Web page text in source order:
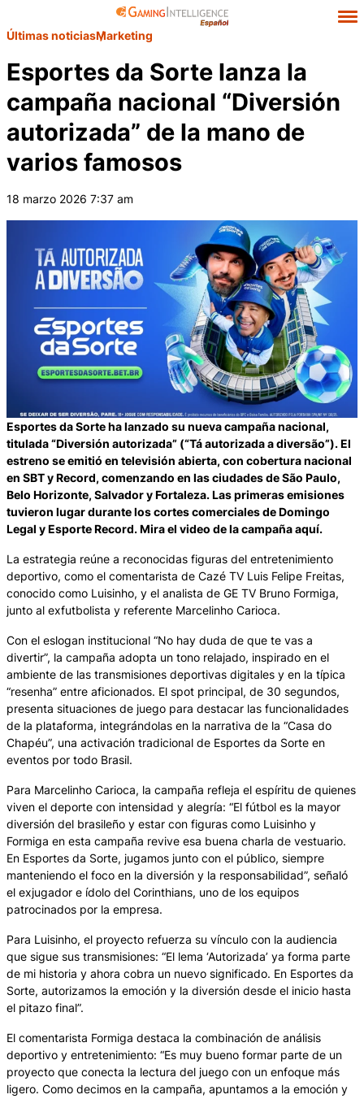
Últimas noticiasMarketing
Esportes da Sorte lanza la
campaña nacional “Diversión
autorizada” de la mano de
varios famosos
18 marzo 2026 7:37 am
Esportes da Sorte ha lanzado su nueva campaña nacional,
titulada “Diversión autorizada” (“Tá autorizada a diversão”). El
estreno se emitió en televisión abierta, con cobertura nacional
en SBT y Record, comenzando en las ciudades de São Paulo,
Belo Horizonte, Salvador y Fortaleza. Las primeras emisiones
tuvieron lugar durante los cortes comerciales de Domingo
Legal y Esporte Record. Mira el video de la campaña aquí.
La estrategia reúne a reconocidas figuras del entretenimiento
deportivo, como el comentarista de Cazé TV Luis Felipe Freitas,
conocido como Luisinho, y el analista de GE TV Bruno Formiga,
junto al exfutbolista y referente Marcelinho Carioca.
Con el eslogan institucional “No hay duda de que te vas a
divertir”, la campaña adopta un tono relajado, inspirado en el
ambiente de las transmisiones deportivas digitales y en la típica
“resenha” entre aficionados. El spot principal, de 30 segundos,
presenta situaciones de juego para destacar las funcionalidades
de la plataforma, integrándolas en la narrativa de la “Casa do
Chapéu”, una activación tradicional de Esportes da Sorte en
eventos por todo Brasil.
Para Marcelinho Carioca, la campaña refleja el espíritu de quienes
viven el deporte con intensidad y alegría: “El fútbol es la mayor
diversión del brasileño y estar con figuras como Luisinho y
Formiga en esta campaña revive esa buena charla de vestuario.
En Esportes da Sorte, jugamos junto con el público, siempre
manteniendo el foco en la diversión y la responsabilidad”, señaló
el exjugador e ídolo del Corinthians, uno de los equipos
patrocinados por la empresa.
Para Luisinho, el proyecto refuerza su vínculo con la audiencia
que sigue sus transmisiones: “El lema ‘Autorizada’ ya forma parte
de mi historia y ahora cobra un nuevo significado. En Esportes da
Sorte, autorizamos la emoción y la diversión desde el inicio hasta
el pitazo final”.
El comentarista Formiga destaca la combinación de análisis
deportivo y entretenimiento: “Es muy bueno formar parte de un
proyecto que conecta la lectura del juego con un enfoque más
ligero. Como decimos en la campaña, apuntamos a la emoción y